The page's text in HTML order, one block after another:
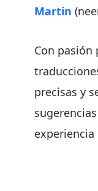
Martin
Con pasión
precisas y